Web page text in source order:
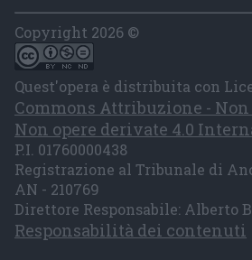
Copyright 2026 ©
Quest'opera è distribuita con
Commons Attribuzione -
Non opere derivate 4.0
P.I. 01760000438
Registrazione al Tribunale di
AN - 210769
Direttore Responsabile: Alberto
Responsabilità dei contenuti